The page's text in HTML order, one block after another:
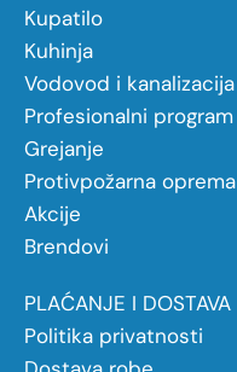
Kupatilo
Kuhinja
Vodovod i kanalizacija
Profesionalni program
Grejanje
Protivpožarna oprema
Akcije
Brendovi
PLAĆANJE I DOSTAVA
Politika privatnosti